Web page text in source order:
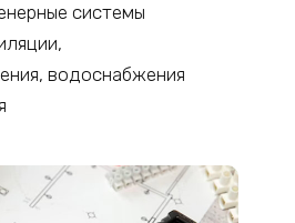
системы
водоснабжения